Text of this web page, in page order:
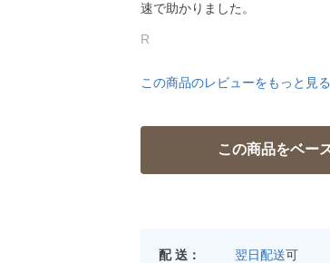
速で助かりました。
R
この商品のレビューをもっと見る
配 送： 翌日配送可